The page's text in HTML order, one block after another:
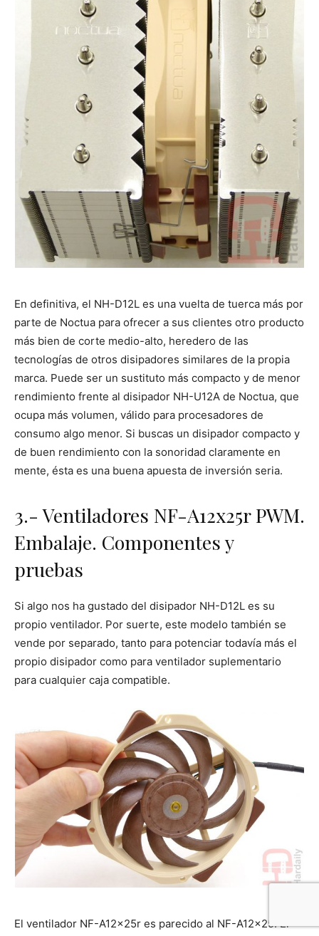
En definitiva, el NH-D12L es una vuelta de tuerca más por
parte de Noctua para ofrecer a sus clientes otro producto
más bien de corte medio-alto, heredero de las
tecnologías de otros disipadores similares de la propia
marca. Puede ser un sustituto más compacto y de menor
rendimiento frente al disipador NH-U12A de Noctua, que
ocupa más volumen, válido para procesadores de
consumo algo menor. Si buscas un disipador compacto y
de buen rendimiento con la sonoridad claramente en
mente, ésta es una buena apuesta de inversión seria.
3.- Ventiladores NF-A12x25r PWM.
Embalaje. Componentes y
pruebas
Si algo nos ha gustado del disipador NH-D12L es su
propio ventilador. Por suerte, este modelo también se
vende por separado, tanto para potenciar todavía más el
propio disipador como para ventilador suplementario
para cualquier caja compatible.
El ventilador NF-A12x25r es parecido al NF-A12x25. El